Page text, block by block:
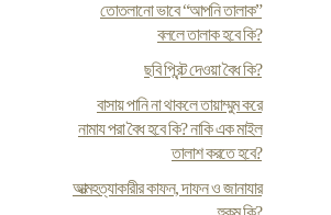
তোতলানো ভাবে “আপনি তালাক”
বললে তালাক হবে কি?
ছবি প্রিন্ট দেওয়া বৈধ কি?
বাসায় পানি না থাকলে তায়াম্মুম করে
নামায পরা বৈধ হবে কি? নাকি এক মাইল
তালাশ করতে হবে?
আত্মহত্যাকারীর কাফন, দাফন ও জানাযার